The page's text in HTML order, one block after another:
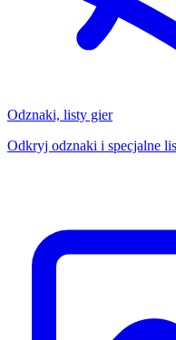
Odznaki, listy gier
Odkryj odznaki i specjalne